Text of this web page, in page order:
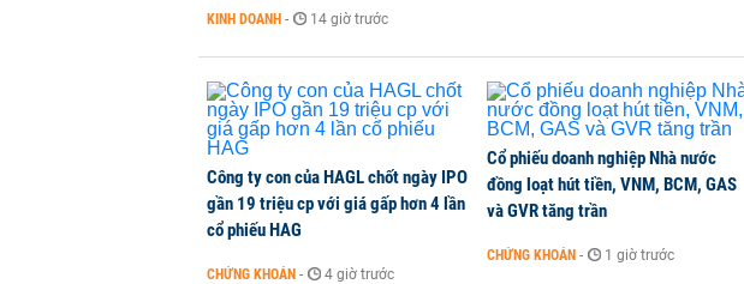
DOANH NGHIỆP - 1 phút trước
KINH DOANH - 14 giờ trước
Công ty con của HAGL chốt ngày IPO
gần 19 triệu cp với giá gấp hơn 4 lần
cổ phiếu HAG
CHỨNG KHOÁN - 4 giờ trước
Cổ phiếu doanh nghiệp Nhà nước
đồng loạt hút tiền, VNM, BCM, GAS
và GVR tăng trần
CHỨNG KHOÁN - 1 giờ trước